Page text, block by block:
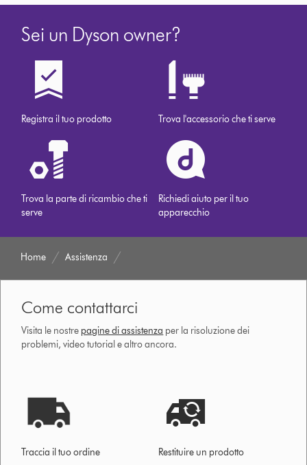
Sei un Dyson owner?
Registra il tuo prodotto Trova l'accessorio che ti serve
Trova la parte di ricambio che ti
serve
Richiedi aiuto per il tuo
apparecchio
Home Assistenza
Come contattarci
Visita le nostre pagine di assistenza per la risoluzione dei
problemi, video tutorial e altro ancora.
Traccia il tuo ordine Restituire un prodotto